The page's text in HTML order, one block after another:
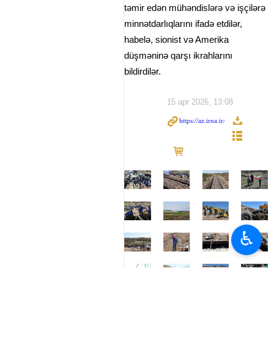
təmir edən mühəndislərə və işçilərə
minnətdarlıqlarını ifadə etdilər,
habelə, sionist və Amerika
düşməninə qarşı ikrahlarını
bildirdilər.
15 apr 2026, 13:08
♿︎